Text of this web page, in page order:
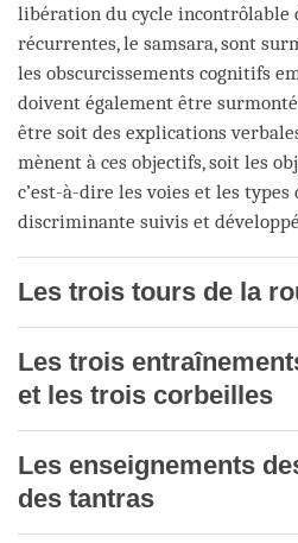
libération du cycle incontrôlable
récurrentes, le samsara, sont
les obscurcissements cognitifs
doivent également être
être soit des explications
mènent à ces objectifs, soit les
c’est-à-dire les voies et les types
discriminante suivis et
Les trois tours de la
Les trois
et les trois corbeilles
Les enseignements
des tantras